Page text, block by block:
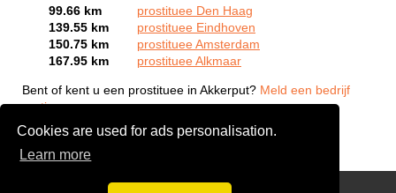
Cookies are used for ads personalisation.
Learn more
99.66 km
prostituee Den Haag
139.55 km
prostituee Eindhoven
150.75 km
prostituee Amsterdam
167.95 km
prostituee Alkmaar
Bent of kent u een prostituee in Akkerput? Meld een bedrijf
gratis aan